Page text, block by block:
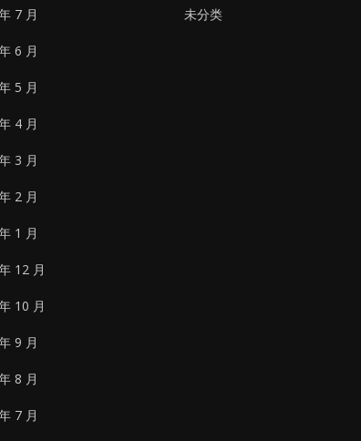
7 月
6 月
5 月
4 月
3 月
2 月
1 月
12 月
10 月
9 月
8 月
7 月
未分类